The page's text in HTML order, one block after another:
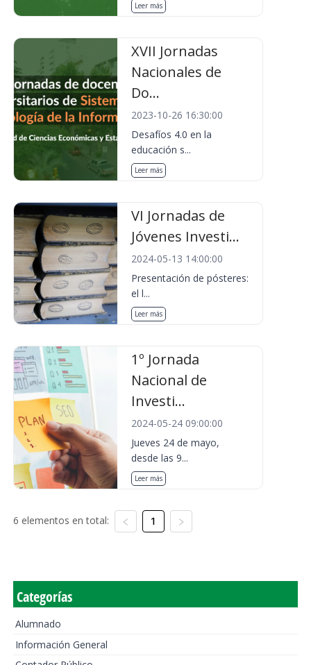
Leer más
XVII Jornadas
Nacionales de
Do...
2023-10-26 16:30:00
Desafíos 4.0 en la
educación s...
Leer más
VI Jornadas de
Jóvenes Investi...
2024-05-13 14:00:00
Presentación de pósteres:
el l...
Leer más
1º Jornada
Nacional de
Investi...
2024-05-24 09:00:00
Jueves 24 de mayo,
desde las 9...
Leer más
6 elementos en total: 1
Categorías
Alumnado
Información General